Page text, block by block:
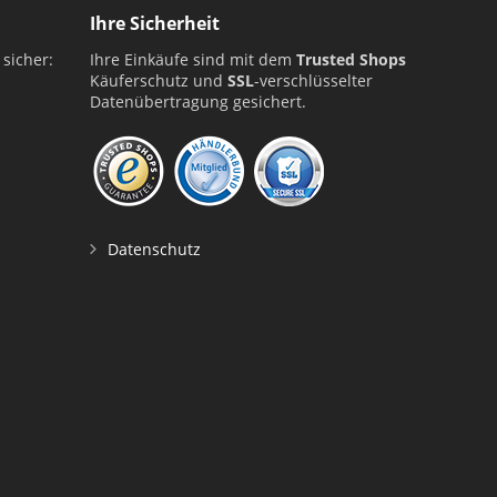
Ihre Sicherheit
Ihre Einkäufe sind mit dem Trusted Shops
Käuferschutz und SSL-verschlüsselter
Datenübertragung gesichert.
Datenschutz